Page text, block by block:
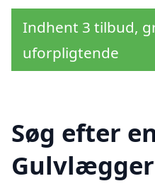
Indhent 3 tilbud,
uforpligtende
Søg efter